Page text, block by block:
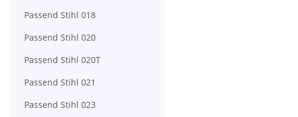
Passend Stihl 018
Passend Stihl 020
Passend Stihl 020T
Passend Stihl 021
Passend Stihl 023